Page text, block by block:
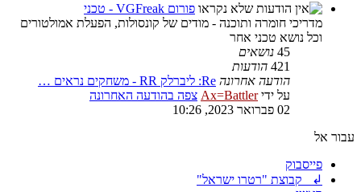
פורום VGFreak - טכני
מדריכי חומרה ותוכנה - מודים של קונסולות, הפעלת אמולטורים
וכל נושא טכני אחר
45 נושאים
421 הודעות
הודעה אחרונה Re: ליברלק RR - משחקים נראים …
על ידיAx=Battler צפה בהודעה האחרונה
02 פברואר 2023, 10:26
עבור אל
פייסבוק
↲ קבוצת "רטרו ישראל"